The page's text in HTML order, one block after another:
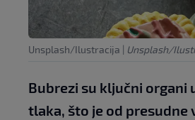
Unsplash/Ilustracija | Unsplash/
Bubrezi su ključni organi
tlaka, što je od presudne